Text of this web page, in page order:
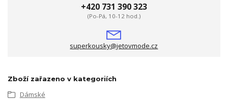
+420 731 390 323
(Po-Pá, 10-12 hod.)
superkousky@jetovmode.cz
Zboží zařazeno v kategoriích
Dámské